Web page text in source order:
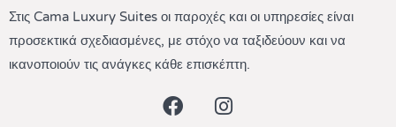
Στις Cama Luxury Suites οι παροχές και οι υπηρεσίες είναι
προσεκτικά σχεδιασμένες, με στόχο να ταξιδεύουν και να
ικανοποιούν τις ανάγκες κάθε επισκέπτη.